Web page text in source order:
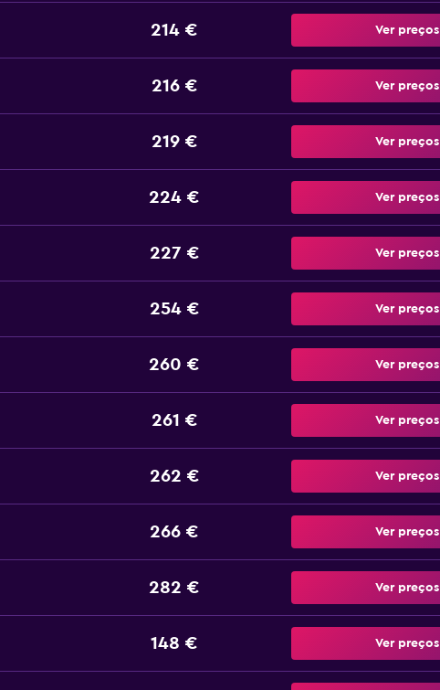
214 € Ver preços
216 € Ver preços
219 € Ver preços
224 € Ver preços
227 € Ver preços
254 € Ver preços
260 € Ver preços
261 € Ver preços
262 € Ver preços
266 € Ver preços
282 € Ver preços
148 € Ver preços